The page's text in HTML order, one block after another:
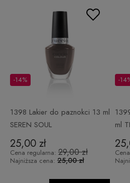
1398 Lakier do paznokci 13 ml
SEREN SOUL
25,00 zł
-14%
Cena regularna: 29,00 zł
Najniższa cena: 25,00 zł
ml
-